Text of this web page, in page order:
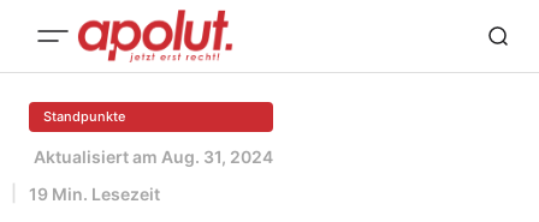
Standpunkte
Aktualisiert am Aug. 31, 2024
19 Min. Lesezeit